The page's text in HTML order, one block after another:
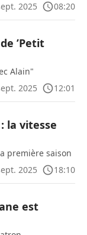
2025
08:20
’Petit
Alain"
2025
12:01
la vitesse
première saison
2025
18:10
est